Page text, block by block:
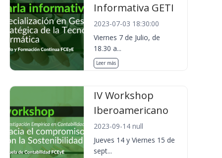
Informativa GETI
2023-07-03 18:30:00
Viernes 7 de Julio, de
18.30 a...
Leer más
IV Workshop
Iberoamericano
2023-09-14 null
Jueves 14 y Viernes 15 de
sept...